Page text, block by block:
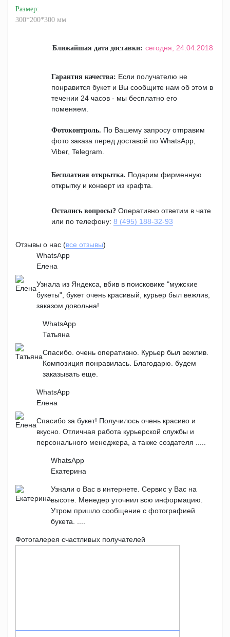
Размер:
300*200*300 мм
Ближайшая дата доставки: сегодня, 24.04.2018
Гарантия качества: Если получателю не
понравится букет и Вы сообщите нам об этом в
течении 24 часов - мы бесплатно его
поменяем.
Фотоконтроль. По Вашему запросу отправим
фото заказа перед доставой по WhatsApp,
Viber, Telegram.
Бесплатная открытка. Подарим фирменную
открытку и конверт из крафта.
Остались вопросы? Оперативно ответим в чате
или по телефону: 8 (495) 188-32-93
Отзывы о нас (все отзывы)
WhatsApp
Елена
Узнала из Яндекса, вбив в поисковике "мужские
букеты", букет очень красивый, курьер был вежлив,
заказом довольна!
WhatsApp
Татьяна
Спасибо. очень оперативно. Курьер был вежлив.
Композиция понравилась. Благодарю. будем
заказывать еще.
WhatsApp
Елена
Спасибо за букет! Получилось очень красиво и
вкусно. Отличная работа курьерской службы и
персонального менеджера, а также создателя .....
WhatsApp
Екатерина
Узнали о Вас в интернете. Сервис у Вас на
высоте. Менедер уточнил всю информацию.
Утром пришло сообщение с фотографией
букета. ....
Фотогалерея счастливых получателей